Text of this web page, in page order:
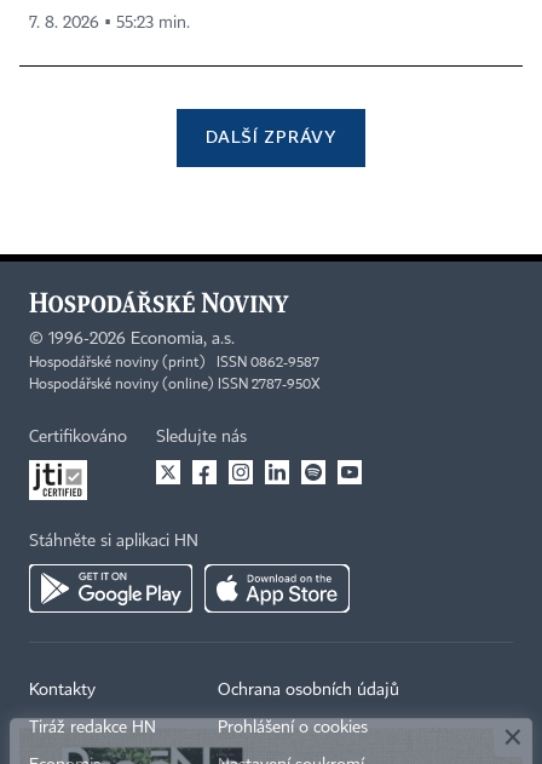
7. 8. 2026 ▪ 55:23 min.
DALŠÍ ZPRÁVY
© 1996-2026 Economia, a.s.
Hospodářské noviny (print) ISSN 0862-9587
Hospodářské noviny (online) ISSN 2787-950X
Certifikováno Sledujte nás
Stáhněte si aplikaci HN
Kontakty
Tiráž redakce HN
Ochrana osobních údajů
Prohlášení o cookies